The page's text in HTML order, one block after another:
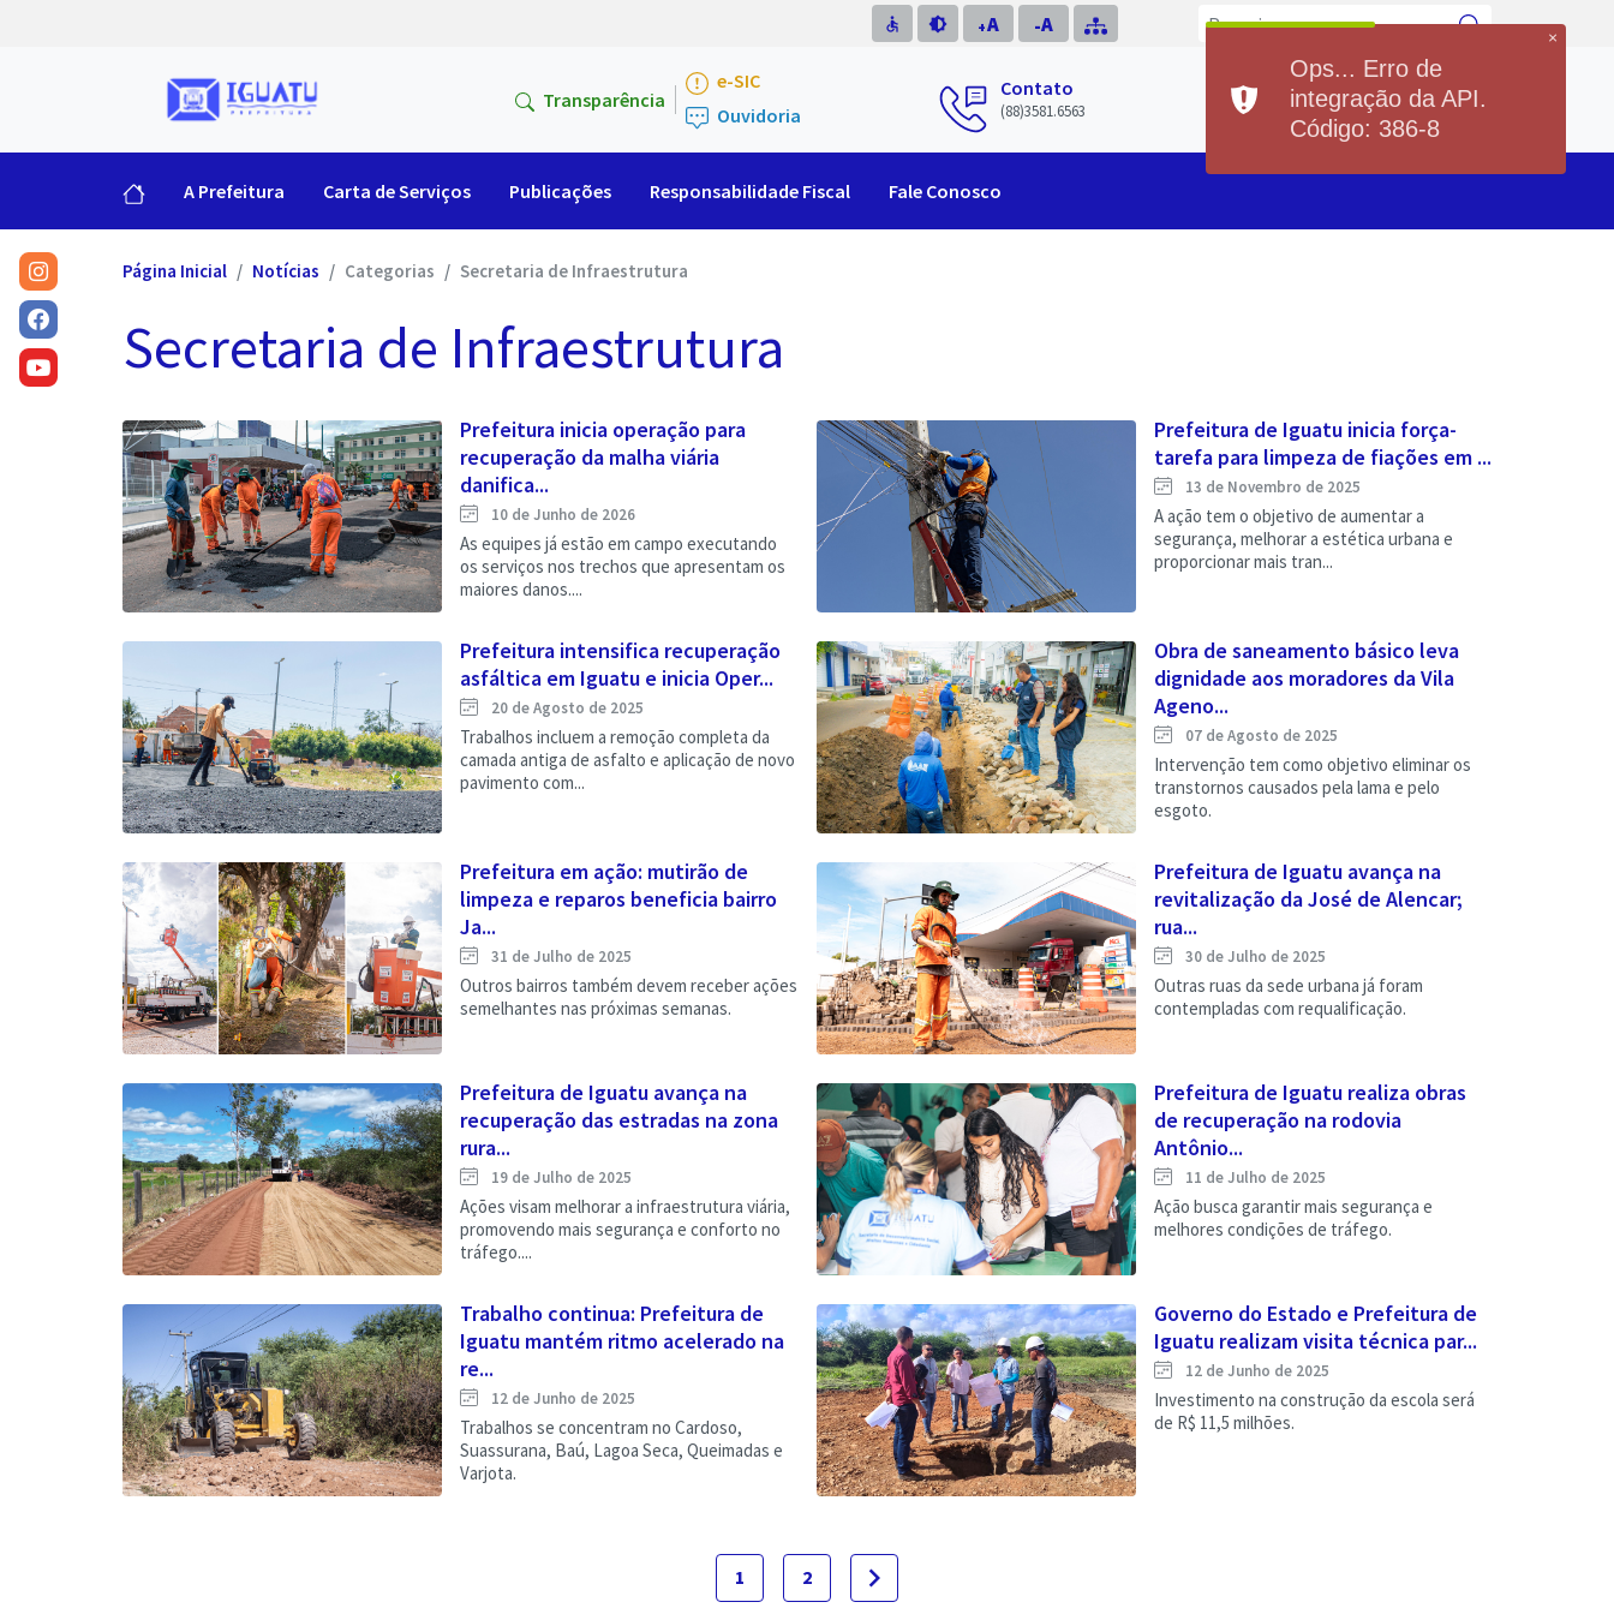
accessible brightness_medium A
+ A
-
Transparência
e-SIC
Ouvidoria
Contato
(88)3581.6563
Previsão do Tempo
Hoje
Min20°Max37°
Sábado
Min 20°
A Prefeitura Carta de Serviços Publicações Responsabilidade Fiscal Fale Conosco
Página Inicial Notícias Categorias Secretaria de Infraestrutura
Secretaria de Infraestrutura
Prefeitura inicia operação para
recuperação da malha viária
danifica...
10 de Junho de 2026
As equipes já estão em campo executando
os serviços nos trechos que apresentam os
maiores danos....
Prefeitura de Iguatu inicia força-
tarefa para limpeza de fiações em ...
13 de Novembro de 2025
A ação tem o objetivo de aumentar a
segurança, melhorar a estética urbana e
proporcionar mais tran...
Prefeitura intensifica recuperação
asfáltica em Iguatu e inicia Oper...
20 de Agosto de 2025
Trabalhos incluem a remoção completa da
camada antiga de asfalto e aplicação de novo
pavimento com...
Obra de saneamento básico leva
dignidade aos moradores da Vila
Ageno...
07 de Agosto de 2025
Intervenção tem como objetivo eliminar os
transtornos causados pela lama e pelo
esgoto.
Prefeitura em ação: mutirão de
limpeza e reparos beneficia bairro
Ja...
31 de Julho de 2025
Outros bairros também devem receber ações
semelhantes nas próximas semanas.
Prefeitura de Iguatu avança na
revitalização da José de Alencar;
rua...
30 de Julho de 2025
Outras ruas da sede urbana já foram
contempladas com requalificação.
Prefeitura de Iguatu avança na
recuperação das estradas na zona
rura...
19 de Julho de 2025
Ações visam melhorar a infraestrutura viária,
promovendo mais segurança e conforto no
tráfego....
Prefeitura de Iguatu realiza obras
de recuperação na rodovia
Antônio...
11 de Julho de 2025
Ação busca garantir mais segurança e
melhores condições de tráfego.
Trabalho continua: Prefeitura de
Iguatu mantém ritmo acelerado na
re...
12 de Junho de 2025
Trabalhos se concentram no Cardoso,
Suassurana, Baú, Lagoa Seca, Queimadas e
Varjota.
Governo do Estado e Prefeitura de
Iguatu realizam visita técnica par...
12 de Junho de 2025
Investimento na construção da escola será
de R$ 11,5 milhões.
1 2 navigate_next
×
Ops... Erro de
integração da API.
Código: 386-8